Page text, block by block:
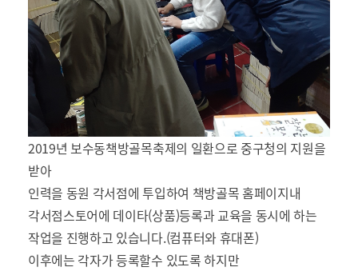
2019년 보수동책방골목축제의 일환으로 중구청의 지원을
받아
인력을 동원 각서점에 투입하여 책방골목 홈페이지내
각서점스토어에 데이타(상품)등록과 교육을 동시에 하는
작업을 진행하고 있습니다.(컴퓨터와 휴대폰)
이후에는 각자가 등록할수 있도록 하지만